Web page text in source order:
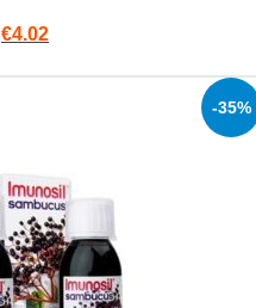
Original price was: €7.31.
€4.02
-35%